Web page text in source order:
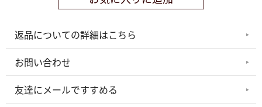
返品についての詳細はこちら
お問い合わせ
友達にメールですすめる